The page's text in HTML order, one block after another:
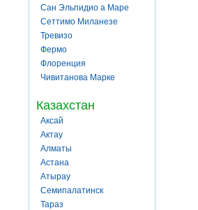
Сан Эльпидио а Маре
Сеттимо Миланезе
Тревизо
Фермо
Флоренция
Чивитанова Марке
Казахстан
Аксай
Актау
Алматы
Астана
Атырау
Семипалатинск
Тараз